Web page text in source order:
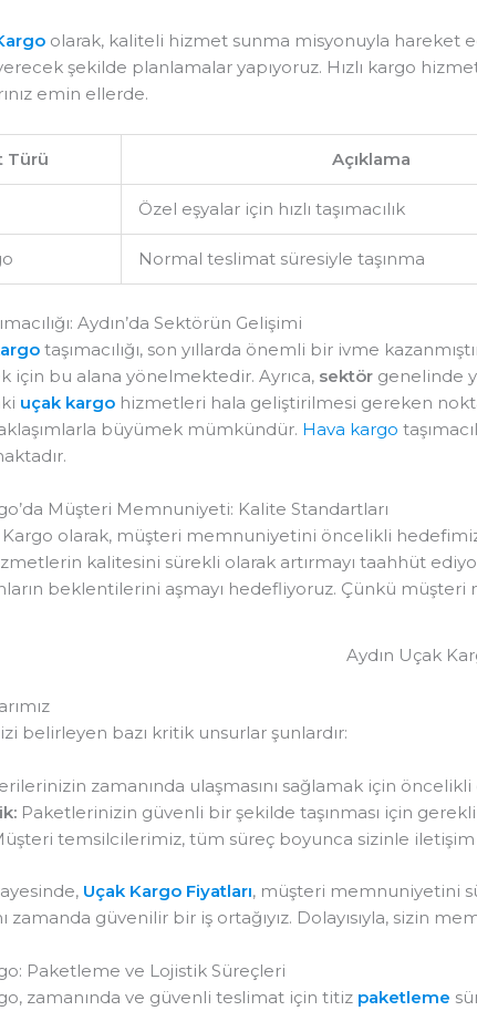
olarak, kaliteli hizmet sunma misyonuyla hareket
şekilde planlamalar yapıyoruz. Hızlı kargo
emin ellerde.
Türü Açıklama
Özel eşyalar için hızlı taşımacılık
Normal teslimat süresiyle taşınma
Aydın’da Sektörün Gelişimi
taşımacılığı, son yıllarda önemli bir ivme
için bu alana yönelmektedir. Ayrıca, sektör genelinde
uçak kargo hizmetleri hala geliştirilmesi gereken
büyümek mümkündür. Hava kargo
Müşteri Memnuniyeti: Kalite Standartları
Kargo olarak, müşteri memnuniyetini öncelikli
kalitesini sürekli olarak artırmayı taahhüt
beklentilerini aşmayı hedefliyoruz. Çünkü
Aydın Uçak
belirleyen bazı kritik unsurlar şunlardır:
zamanında ulaşmasını sağlamak için
Paketlerinizin güvenli bir şekilde taşınması için
temsilcilerimiz, tüm süreç boyunca sizinle iletişim
Uçak Kargo Fiyatları, müşteri memnuniyetini
zamanda güvenilir bir iş ortağıyız. Dolayısıyla, sizin
Paketleme ve Lojistik Süreçleri
zamanında ve güvenli teslimat için titiz paketleme